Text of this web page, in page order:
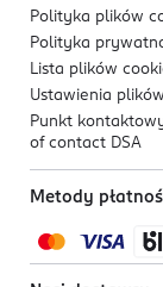
Polityka plików
Polityka
Lista plików
Ustawienia plików
Punkt
of contact DSA
Metody